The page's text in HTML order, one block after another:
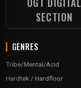
SECTION
GENRES
Tribe/Mental/Acid
Hardtek / Hardfloor